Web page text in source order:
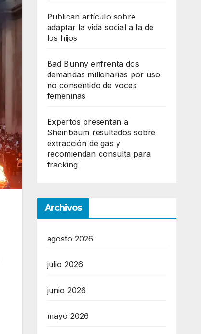
Publican artículo sobre
adaptar la vida social a la de
los hijos
Bad Bunny enfrenta dos
demandas millonarias por uso
no consentido de voces
femeninas
Expertos presentan a
Sheinbaum resultados sobre
extracción de gas y
recomiendan consulta para
fracking
Archivos
agosto 2026
julio 2026
junio 2026
mayo 2026